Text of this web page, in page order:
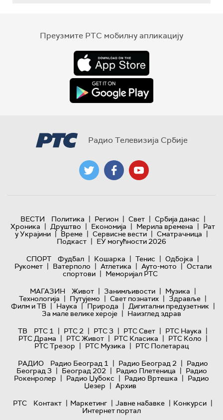
Преузмите РТС мобилну апликацију
Радио Телевизија Србије
ВЕСТИ Политика | Регион | Свет | Србија данас |
Хроника | Друштво | Економија | Мерила времена | Рат
у Украјини | Време | Сервисне вести | Сматрачница |
Подкаст | ЕУ могућности 2026
СПОРТ
Фудбал | Кошарка | Тенис | Одбојка |
Рукомет | Ватерполо | Атлетика | Ауто-мото | Остали
спортови | Меморијал РТС
МАГАЗИН
Живот | Занимљивости | Музика |
Технологијa | Путујемо | Свет познатих | Здравље |
Филм и ТВ | Наука | Природа | Дигитални предузетник |
За мале велике хероје | Наизглед здрав
ТВ
РТС 1 | РТС 2 | РТС 3 | РТС Свет | РТС Наука |
РТС Драма | РТС Живот | РТС Класика | РТС Коло |
РТС Трезор | РТС Музика | РТС Полетарац
РАДИО
Радио Београд 1 | Радио Београд 2 | Радио
Београд 3 | Београд 202 | Радио Плетеница | Радио
Рокенролер | Радио Џубокс | Радио Вртешка | Радио
Џезер | Архив
РТС
Контакт | Маркетинг | Јавне набавке | Конкурси |
Интернет портал